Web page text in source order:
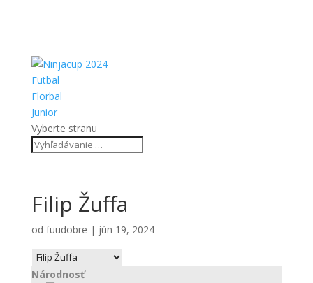
Futbal
Florbal
Junior
Vyberte stranu
Filip Žuffa
od fuudobre | jún 19, 2024
Národnosť